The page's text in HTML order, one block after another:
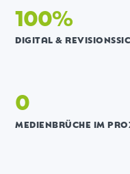
100%
DIGITAL &
0
MEDIENBRÜCHE IM